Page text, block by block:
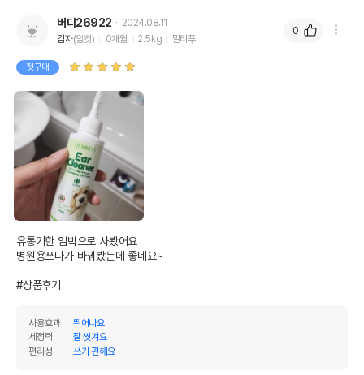
버디26922
2024.08.11
감자(암컷) 0개월 2.5kg 말티푸
첫구매
유통기한 임박으로 사봤어요
병원용쓰다가 바꿔봤는데 좋네요~
#상품후기
사용효과
뛰어나요
세정력
잘 씻겨요
편리성
쓰기 편해요
0